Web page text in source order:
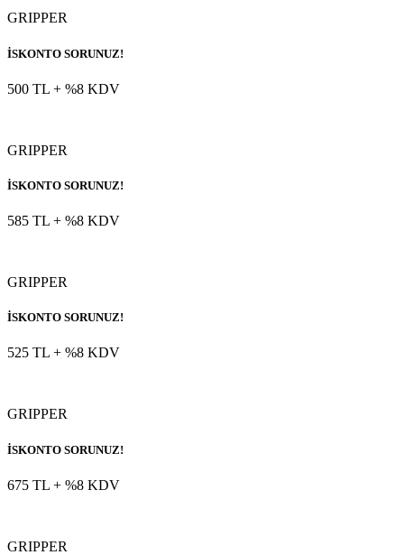
GRIPPER
İSKONTO SORUNUZ!
500 TL + %8 KDV
GRIPPER
İSKONTO SORUNUZ!
585 TL + %8 KDV
GRIPPER
İSKONTO SORUNUZ!
525 TL + %8 KDV
GRIPPER
İSKONTO SORUNUZ!
675 TL + %8 KDV
GRIPPER